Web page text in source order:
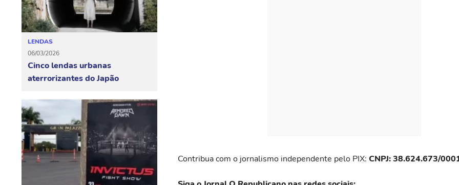
LENDAS
06/03/2026
Cinco lendas urbanas
aterrorizantes do Japão
Contribua com o jornalismo independente pelo PIX: CNPJ: 38.624.673/